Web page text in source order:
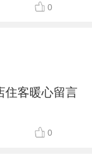
0
住客暖心留言
0